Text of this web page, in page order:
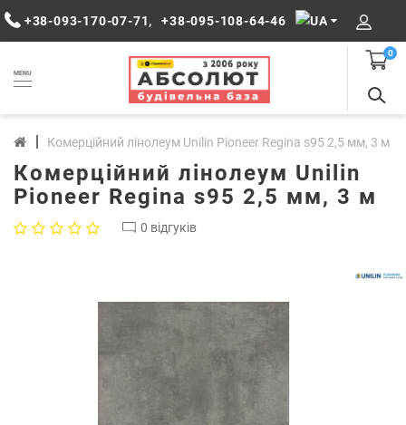
+38-093-170-07-71, +38-095-108-64-46
MENU
0
Комерційний лінолеум Unilin Pioneer Regina s95 2,5 мм, 3 м
Комерційний лінолеум Unilin
Pioneer Regina s95 2,5 мм, 3 м
0 відгуків